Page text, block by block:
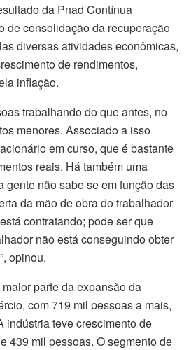
da Pnad Contínua
de consolidação da recuperação
diversas atividades econômicas,
de rendimentos,
inflação.
trabalhando do que antes, no
menores. Associado a isso
em curso, que é bastante
reais. Há também uma
gente não sabe se em função das
da mão de obra do trabalhador
contratando; pode ser que
não está conseguindo obter
opinou.
parte da expansão da
com 719 mil pessoas a mais,
indústria teve crescimento de
439 mil pessoas. O segmento de